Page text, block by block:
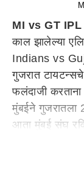
MI vs GT IPL
काल झालेल्या
Indians vs
गुजरात
फलंदाजी
मुंबईने गुजरातला
आता मुंबई संघ